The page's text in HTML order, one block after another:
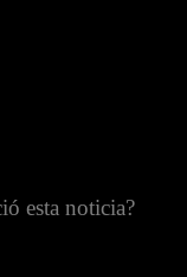
esta noticia?